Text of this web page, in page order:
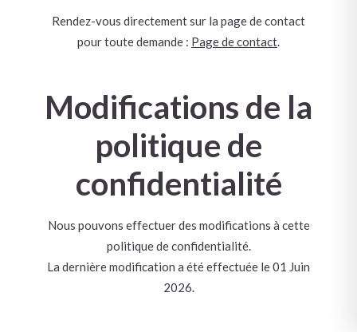
Rendez-vous directement sur la page de contact
pour toute demande : Page de contact.
Modifications de la
politique de
confidentialité
Nous pouvons effectuer des modifications à cette
politique de confidentialité.
La dernière modification a été effectuée le 01 Juin
2026.